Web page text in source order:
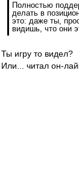
Полностью
делать в
это: даже ты,
видишь, что они
Ты игру то видел?
Или... читал он-